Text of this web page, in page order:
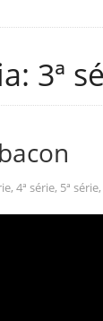
3ª
, 4ª série, 5ª série,